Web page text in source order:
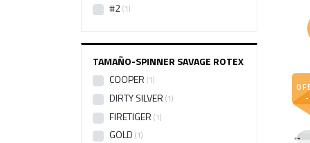
RBS
SYR 1
#2 1
TAMAÑO-SPINNER SAVAGE ROTEX
COOPER 1
DIRTY SILVER 1
FIRETIGER 1
GOLD 1
-